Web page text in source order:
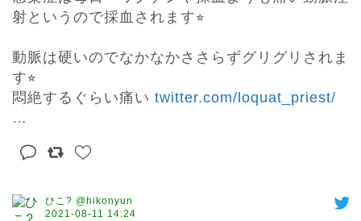
射というので採血されます⭐︎
動脈は硬いのでなかなかささらずグリグリされま
す⭐︎
悶絶するぐらい痛い twitter.com/loquat_priest/
…
ひこ? @hikonyun
2021-08-11 14:24